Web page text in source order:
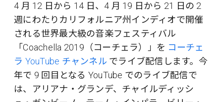
4 月 12 日から 14 日、4 月 19 日から 21 日の 2
週にわたりカリフォルニア州インディオで開催
される世界最大級の音楽フェスティバル
「Coachella 2019（コーチェラ）」を コーチェ
ラ YouTube チャンネル でライブ配信します。今
年で 9 回目となる YouTube でのライブ配信で
は、アリアナ・グランデ、チャイルディッシ